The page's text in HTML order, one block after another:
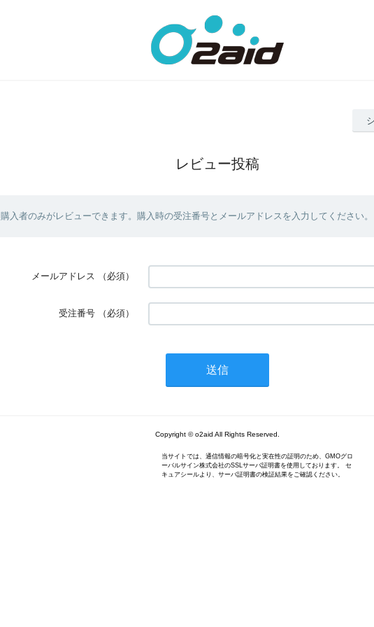
レビュー投稿
購入者のみがレビューできます。購入時の受注番号とメールアドレスを入力してください。
メールアドレス （必須）
受注番号 （必須）
Copyright © o2aid All Rights Reserved.
当サイトでは、通信情報の暗号化と実在性の証明のため、GMOグロ
ーバルサイン株式会社のSSLサーバ証明書を使用しております。 セ
キュアシールより、サーバ証明書の検証結果をご確認ください。